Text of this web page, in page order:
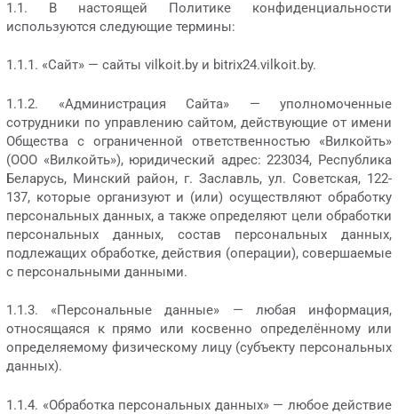
1.1. В настоящей Политике конфиденциальности
используются следующие термины:
1.1.1. «Сайт» — сайты vilkoit.by и bitrix24.vilkoit.by.
1.1.2. «Администрация Сайта» — уполномоченные
сотрудники по управлению сайтом, действующие от имени
Общества с ограниченной ответственностью «Вилкойть»
(ООО «Вилкойть»), юридический адрес: 223034, Республика
Беларусь, Минский район, г. Заславль, ул. Советская, 122-
137, которые организуют и (или) осуществляют обработку
персональных данных, а также определяют цели обработки
персональных данных, состав персональных данных,
подлежащих обработке, действия (операции), совершаемые
с персональными данными.
1.1.3. «Персональные данные» — любая информация,
относящаяся к прямо или косвенно определённому или
определяемому физическому лицу (субъекту персональных
данных).
1.1.4. «Обработка персональных данных» — любое действие